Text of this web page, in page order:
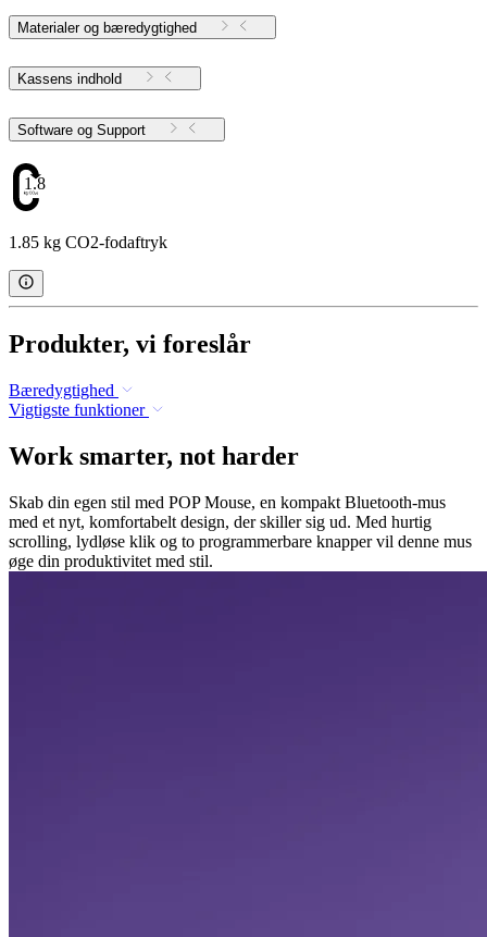
Materialer og bæredygtighed
Kassens indhold
Software og Support
1.85
1.85 kg CO2-fodaftryk
Produkter, vi foreslår
Bæredygtighed
Vigtigste funktioner
Work smarter, not harder
Skab din egen stil med POP Mouse, en kompakt Bluetooth-mus
med et nyt, komfortabelt design, der skiller sig ud. Med hurtig
scrolling, lydløse klik og to programmerbare knapper vil denne mus
øge din produktivitet med stil.